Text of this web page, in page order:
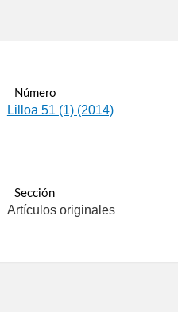
Número
Lilloa 51 (1) (2014)
Sección
Artículos originales